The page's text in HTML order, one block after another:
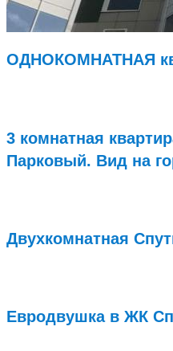
ОДНОКОМНАТНАЯ
3 комнатная
Парковый. Вид на
Двухкомнатная
Евродвушка в ЖК